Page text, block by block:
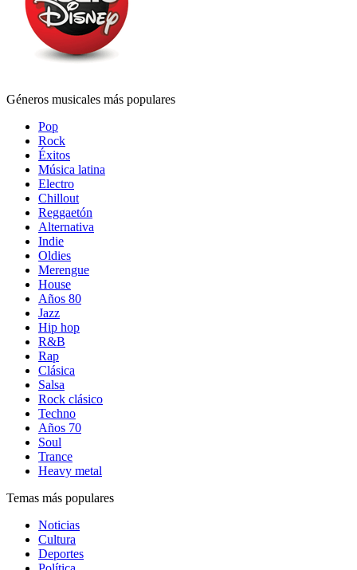
Géneros musicales más populares
Pop
Rock
Éxitos
Música latina
Electro
Chillout
Reggaetón
Alternativa
Indie
Oldies
Merengue
House
Años 80
Jazz
Hip hop
R&B
Rap
Clásica
Salsa
Rock clásico
Techno
Años 70
Soul
Trance
Heavy metal
Temas más populares
Noticias
Cultura
Deportes